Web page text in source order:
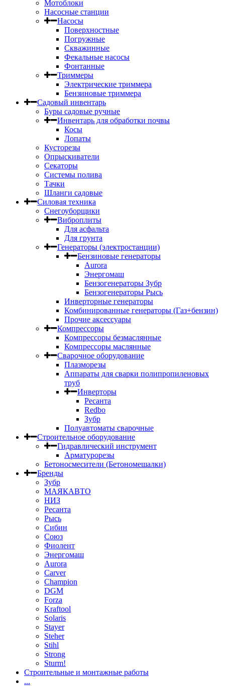
Мотоблоки
Насосные станции
Насосы
Поверхностные
Погружные
Скважинные
Фекальные насосы
Фонтанные
Триммеры
Электрические триммера
Бензиновые триммера
Садовый инвентарь
Буры садовые ручные
Инвентарь для обработки почвы
Косы
Лопаты
Кусторезы
Опрыскиватели
Секаторы
Системы полива
Тачки
Шланги садовые
Силовая техника
Снегоуборщики
Виброплиты
Для асфальта
Для грунта
Генераторы (электростанции)
Бензиновые генераторы
Aurora
Энергомаш
Бензогенераторы Зубр
Бензогенераторы Рысь
Инверторные генераторы
Комбинированные генераторы (Газ+бензин)
Прочие аксессуары
Компрессоры
Компрессоры безмаслянные
Компрессоры маслянные
Сварочное оборудование
Плазморезы
Аппараты для сварки полипропиленовых
труб
Инверторы
Ресанта
Redbo
Зубр
Полуавтоматы сварочные
Строительное оборудование
Гидравлический инструмент
Арматурорезы
Бетоносмесители (Бетономешалки)
Бренды
Зубр
МАЯКАВТО
НИЗ
Ресанта
Рысь
Сибин
Союз
Фиолент
Энергомаш
Aurora
Carver
Champion
DGM
Forza
Kraftool
Solaris
Stayer
Steher
Stihl
Strong
Sturm!
Строительные и монтажные работы
...